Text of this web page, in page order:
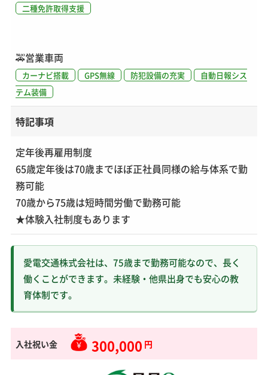
二種免許取得支援
🚕営業車両
カーナビ搭載 GPS無線 防犯設備の充実
自動日報シス
テム装備
特記事項
定年後再雇用制度
65歳定年後は70歳までほぼ正社員同様の給与体系で勤
務可能
70歳から75歳は短時間労働で勤務可能
★体験入社制度もあります
愛電交通株式会社は、75歳まで勤務可能なので、長く
働くことができます。未経験・他県出身でも安心の教
育体制です。
入社祝い金 300,000 円